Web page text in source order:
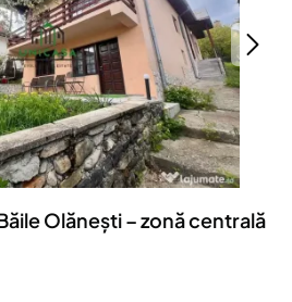
profesionale
Olănești – zonă centrală